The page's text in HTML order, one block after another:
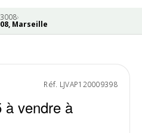
›
Marseille
Réf. LJVAP120009398
à vendre à